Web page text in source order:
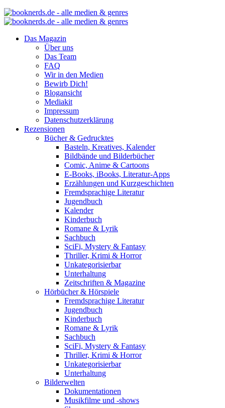
Das Magazin
Über uns
Das Team
FAQ
Wir in den Medien
Bewirb Dich!
Blogansicht
Mediakit
Impressum
Datenschutzerklärung
Rezensionen
Bücher & Gedrucktes
Basteln, Kreatives, Kalender
Bildbände und Bilderbücher
Comic, Anime & Cartoons
E-Books, iBooks, Literatur-Apps
Erzählungen und Kurzgeschichten
Fremdsprachige Literatur
Jugendbuch
Kalender
Kinderbuch
Romane & Lyrik
Sachbuch
SciFi, Mystery & Fantasy
Thriller, Krimi & Horror
Unkategorisierbar
Unterhaltung
Zeitschriften & Magazine
Hörbücher & Hörspiele
Fremdsprachige Literatur
Jugendbuch
Kinderbuch
Romane & Lyrik
Sachbuch
SciFi, Mystery & Fantasy
Thriller, Krimi & Horror
Unkategorisierbar
Unterhaltung
Bilderwelten
Dokumentationen
Musikfilme und -shows